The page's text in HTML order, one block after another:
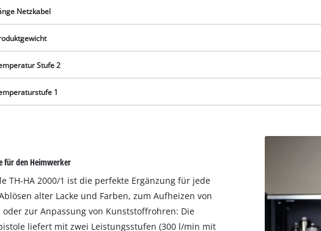
This content is not permitted to load
to trackers that are not disclosed to
visitor. The website owner needs to
the site with their CMP to add this
Netzkabel
Stufe 2
1
für den Heimwerker
TH-HA 2000/1 ist die perfekte Ergänzung für jede
alter Lacke und Farben, zum Aufheizen von
zur Anpassung von Kunststoffrohren: Die
liefert mit zwei Leistungsstufen (300 l/min mit